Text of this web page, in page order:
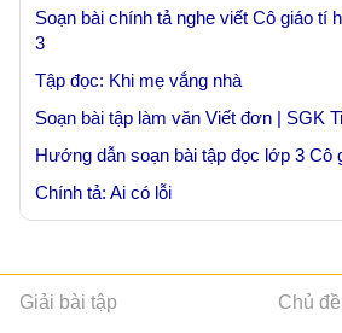
Soạn bài chính tả nghe viết Cô giáo tí
3
Tập đọc: Khi mẹ vắng nhà
Soạn bài tập làm văn Viết đơn | SGK
Hướng dẫn soạn bài tập đọc lớp 3 Cô
Chính tả: Ai có lỗi
Giải bài tập Chủ